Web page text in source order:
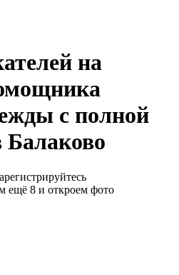
на
с полной
Балаково
ещё 8 и откроем фото